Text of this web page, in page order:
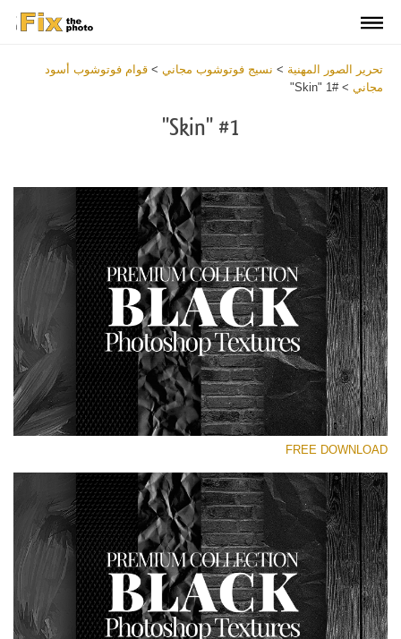
تحرير الصور المهنية > نسيج فوتوشوب مجاني > قوام فوتوشوب أسود
مجاني >
#1 "Skin"
#1 "Skin"
رجاء اختر
Small 800*533px
Black Textures
(30 Textures)
Large 6000*4000px
Entire Collection
Download Free Overlay
FREE DOWNLOAD